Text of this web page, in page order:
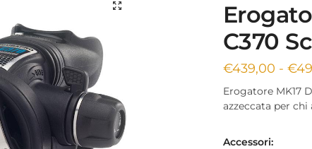
C370
€439,00 - €
Erogatore MK17
azzeccata per
Accessori: